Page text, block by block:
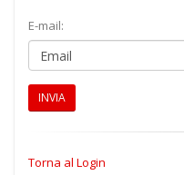
E-mail:
INVIA
Torna al Login